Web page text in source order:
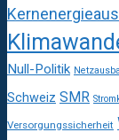
Null-Politik
Schweiz SMR
Versorgungssicherheit